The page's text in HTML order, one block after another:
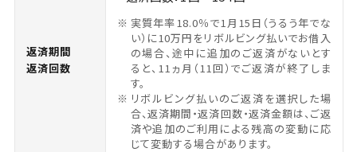
返済期間
返済回数
実質年率18.0％で1月15日（うるう年でな
い）に10万円をリボルビング払いでお借入
の場合、途中に追加のご返済がないとす
ると、11ヵ月（11回）でご返済が終了しま
す。
リボルビング払いのご返済を選択した場
合、返済期間・返済回数・返済金額は、ご返
済や追加のご利用による残高の変動に応
じて変動する場合があります。